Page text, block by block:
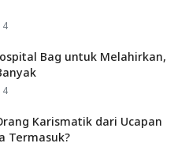
4
Bag untuk Melahirkan,
4
Karismatik dari Ucapan
Termasuk?